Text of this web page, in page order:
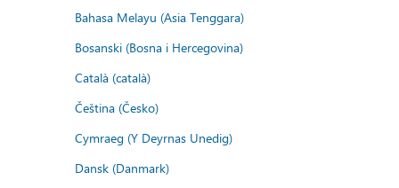
Bahasa Melayu (Asia Tenggara)
Bosanski (Bosna i Hercegovina)
Català (català)
Čeština (Česko)
Cymraeg (Y Deyrnas Unedig)
Dansk (Danmark)